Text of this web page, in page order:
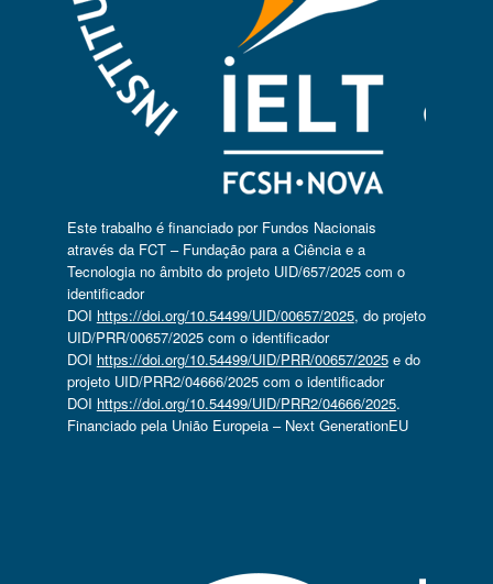
Este trabalho é financiado por Fundos Nacionais
através da FCT – Fundação para a Ciência e a
Tecnologia no âmbito do projeto UID/657/2025 com o
identificador
DOI https://doi.org/10.54499/UID/00657/2025, do projeto
UID/PRR/00657/2025 com o identificador
DOI https://doi.org/10.54499/UID/PRR/00657/2025e do
projeto UID/PRR2/04666/2025 com o identificador
DOI https://doi.org/10.54499/UID/PRR2/04666/2025.
Financiado pela União Europeia – Next GenerationEU